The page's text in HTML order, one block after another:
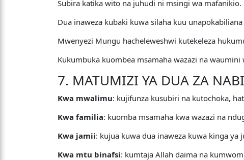
Subira katika wito na juhudi ni msingi wa mafanikio.
Dua inaweza kubaki kuwa silaha kuu
Mwenyezi Mungu hacheleweshwi kutekeleza
Kukumbuka kuombea msamaha wazazi na
7. MATUMIZI YA DUA ZA
Kwa mwalimu: kujifunza kusubiri na kutochoka,
Kwa familia: kuomba msamaha kwa wazazi na
Kwa jamii: kujua kuwa dua inaweza kuwa kinga
Kwa mtu binafsi: kumtaja Allah daima na